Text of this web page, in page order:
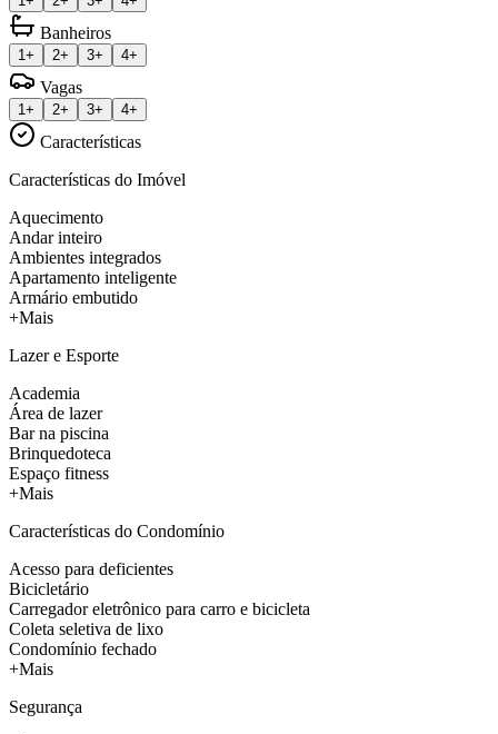
Banheiros
1+ 2+ 3+ 4+
Vagas
1+ 2+ 3+ 4+
Características
Características do Imóvel
Aquecimento
Andar inteiro
Ambientes integrados
Apartamento inteligente
Armário embutido
+Mais
Lazer e Esporte
Academia
Área de lazer
Bar na piscina
Brinquedoteca
Espaço fitness
+Mais
Características do Condomínio
Acesso para deficientes
Bicicletário
Carregador eletrônico para carro e bicicleta
Coleta seletiva de lixo
Condomínio fechado
+Mais
Segurança